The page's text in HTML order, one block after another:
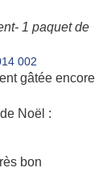
- 1 paquet de
gâtée encore
Noël :
bon